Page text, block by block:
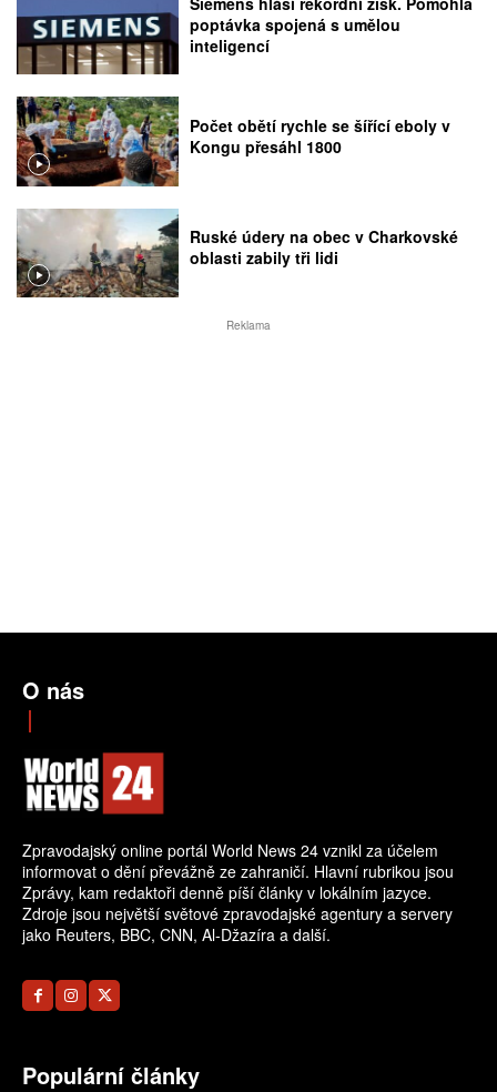
poptávka spojená s umělou
inteligencí
Počet obětí rychle se šířící eboly v
Kongu přesáhl 1800
Ruské údery na obec v Charkovské
oblasti zabily tři lidi
Reklama
O nás
Zpravodajský online portál World News 24 vznikl za účelem
informovat o dění převážně ze zahraničí. Hlavní rubrikou jsou
Zprávy, kam redaktoři denně píší články v lokálním jazyce.
Zdroje jsou největší světové zpravodajské agentury a servery
jako Reuters, BBC, CNN, Al-Džazíra a další.
Populární články